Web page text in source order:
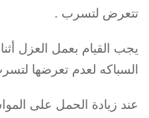
تتعرض لتسرب .
يجب القيام بعمل العزل
السباكه لعدم تعرضها
عند زيادة الحمل على